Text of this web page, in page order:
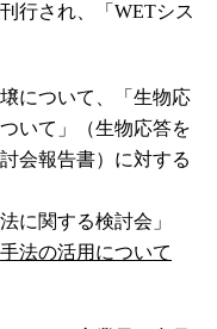
行され、「WETシス
について、「生物応
いて」（生物応答を
会報告書）に対する
に関する検討会」
法の活用について